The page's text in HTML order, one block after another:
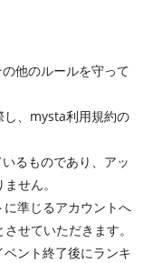
他のルールを守って
し、mysta利用規約の
るものであり、アッ
せん。
準じるアカウントへ
せていただきます。
ント終了後にランキ